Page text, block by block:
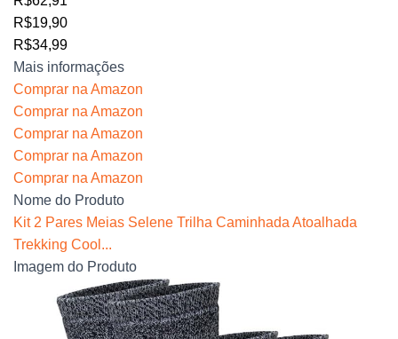
R$19,90
R$34,99
Mais informações
Comprar na Amazon
Comprar na Amazon
Comprar na Amazon
Comprar na Amazon
Comprar na Amazon
Nome do Produto
Kit 2 Pares Meias Selene Trilha Caminhada Atoalhada
Trekking Cool...
Imagem do Produto